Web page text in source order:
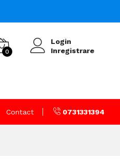
0
Login
Inregistrare
Contact 0731331394